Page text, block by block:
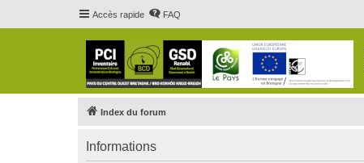
Accès rapide FAQ
Index du forum
Informations